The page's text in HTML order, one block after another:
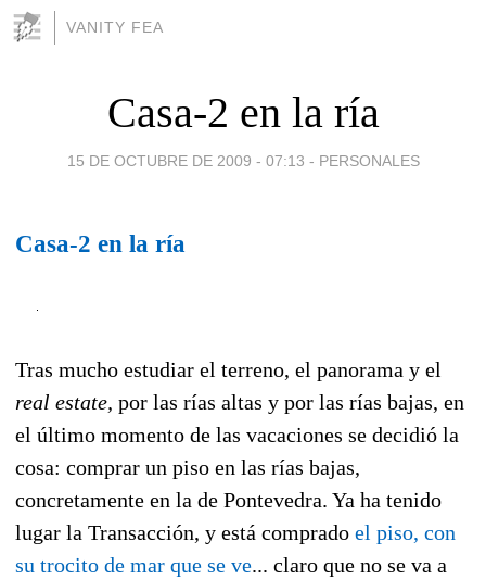
VANITY FEA
Casa-2 en la ría
15 DE OCTUBRE DE 2009 - 07:13 - PERSONALES
Casa-2 en la ría
Tras mucho estudiar el terreno, el panorama y el
real estate, por las rías altas y por las rías bajas, en
el último momento de las vacaciones se decidió la
cosa: comprar un piso en las rías bajas,
concretamente en la de Pontevedra. Ya ha tenido
lugar la Transacción, y está comprado el piso, con
su trocito de mar que se ve... claro que no se va a